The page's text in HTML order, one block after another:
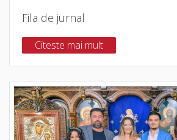
Fila de jurnal
Citeste mai mult